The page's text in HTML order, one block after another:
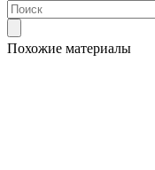
Похожие материалы